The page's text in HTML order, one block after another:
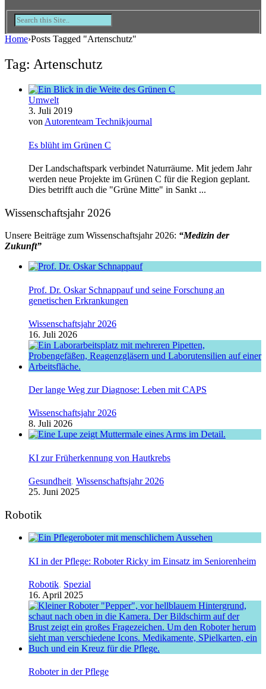
Home›Posts Tagged "Artenschutz"
Tag: Artenschutz
Umwelt
3. Juli 2019
von Autorenteam Technikjournal
Es blüht im Grünen C
Der Landschaftspark verbindet Naturräume. Mit jedem Jahr
werden neue Projekte im Grünen C für die Region geplant.
Dies betrifft auch die "Grüne Mitte" in Sankt ...
Wissenschaftsjahr 2026
Unsere Beiträge zum Wissenschaftsjahr 2026: “Medizin der
Zukunft”
Prof. Dr. Oskar Schnappauf und seine Forschung an
genetischen Erkrankungen
Wissenschaftsjahr 2026
16. Juli 2026
Der lange Weg zur Diagnose: Leben mit CAPS
Wissenschaftsjahr 2026
8. Juli 2026
KI zur Früherkennung von Hautkrebs
Gesundheit, Wissenschaftsjahr 2026
25. Juni 2025
Robotik
KI in der Pflege: Roboter Ricky im Einsatz im Seniorenheim
Robotik, Spezial
16. April 2025
Roboter in der Pflege